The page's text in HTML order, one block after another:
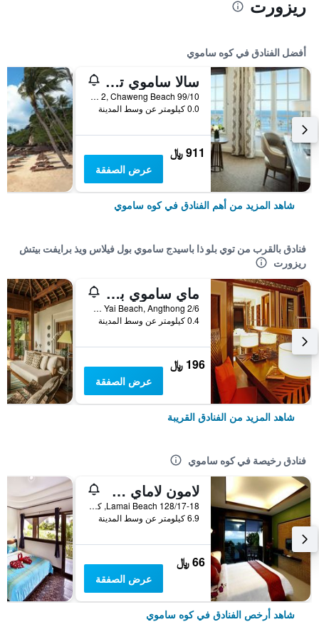
ريزورت
أفضل الفنادق في كوه ساموي
سالا ساموي تشاوينج بيتش ريزورت
99/10 Moo 2, Chaweng Beach, كوه ساموي, تايلاند
0.0 كيلومتر عن وسط المدينة
911 ﷼
عرض الصفقة
شاهد المزيد من أهم الفنادق في كوه ساموي
فنادق بالقرب من توي بلو ذا باسيدج ساموي بول فيلاس ويذ برايفت بيتش
ريزورت
ماي ساموي بيتش ريزورت آند سبا
2/6 Moo 5, Laem Yai Beach, Angthong, كوه ساموي, تايلاند
0.4 كيلومتر عن وسط المدينة
196 ﷼
عرض الصفقة
شاهد المزيد من الفنادق القريبة
فنادق رخيصة في كوه ساموي
لامون لاماي ريزيدنس
128/17-18 Lamai Beach, كوه ساموي, تايلاند
6.9 كيلومتر عن وسط المدينة
66 ﷼
عرض الصفقة
شاهد أرخص الفنادق في كوه ساموي